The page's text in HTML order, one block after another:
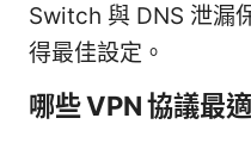
Switch 與 DNS 泄漏
得最佳設定。
哪些 VPN 協議最